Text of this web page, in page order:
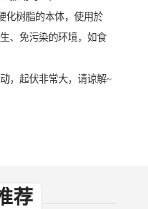
树脂的本体，使用於
、免污染的环境，如食
，起伏非常大，请谅解~
荐